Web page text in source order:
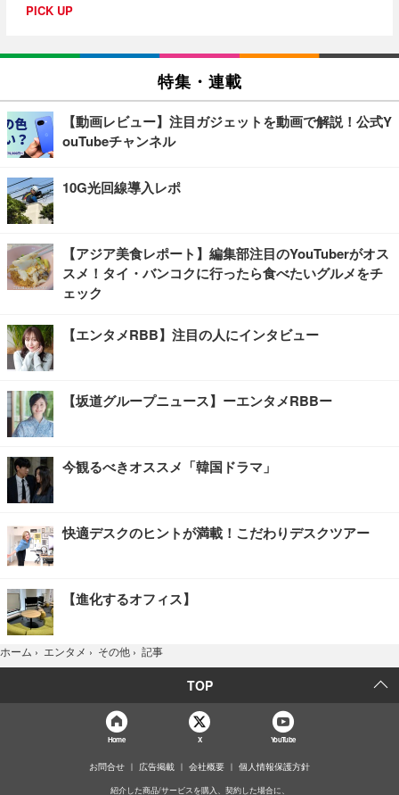
PICK UP
特集・連載
【動画レビュー】注目ガジェットを動画で解説！公式Y
ouTubeチャンネル
10G光回線導入レポ
【アジア美食レポート】編集部注目のYouTuberがオス
スメ！タイ・バンコクに行ったら食べたいグルメをチ
ェック
【エンタメRBB】注目の人にインタビュー
【坂道グループニュース】ーエンタメRBBー
今観るべきオススメ「韓国ドラマ」
快適デスクのヒントが満載！こだわりデスクツアー
【進化するオフィス】
ホーム › エンタメ › その他 › 記事
TOP
Home X YouTube
お問合せ 広告掲載 会社概要 個人情報保護方針
紹介した商品/サービスを購入、契約した場合に、